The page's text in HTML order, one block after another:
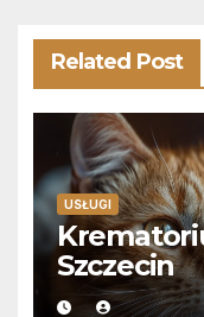
Related Post
USŁUGI
Szczecin